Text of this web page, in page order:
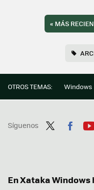
« MÁS
OTROS TEMAS: Windows
Síguenos
En Xataka